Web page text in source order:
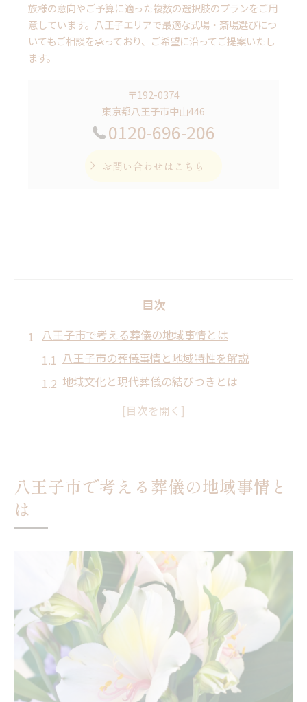
族様の意向やご予算に適った複数の選択肢のプランをご用
意しています。八王子エリアで最適な式場・斎場選びにつ
いてもご相談を承っており、ご希望に沿ってご提案いたし
ます。
〒192-0374
東京都八王子市中山446
0120-696-206
お問い合わせはこちら
目次
八王子市で考える葬儀の地域事情とは
八王子市の葬儀事情と地域特性を解説
地域文化と現代葬儀の結びつきとは
葬儀における八王子市独自の傾向
現代ニーズに応える八王子市の葬儀選び
現代的な葬儀ニーズと八王子市の対応
八王子市で注目される新しい葬儀スタイル
地域事情を反映した葬儀プランの特徴
直葬や一日葬が八王子市で注目される理由
八王子市で直葬が選ばれる背景を解説
一日葬が八王子市で支持される理由とは
直葬・一日葬のメリットと注意点
八王子市で考える葬儀の地域事情と
は